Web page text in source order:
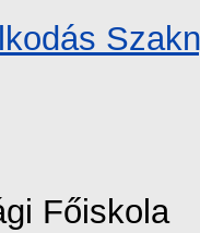
Főiskola